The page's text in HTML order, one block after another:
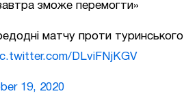
зможе перемогти»
матчу проти туринського
DLviFNjKGV
19, 2020